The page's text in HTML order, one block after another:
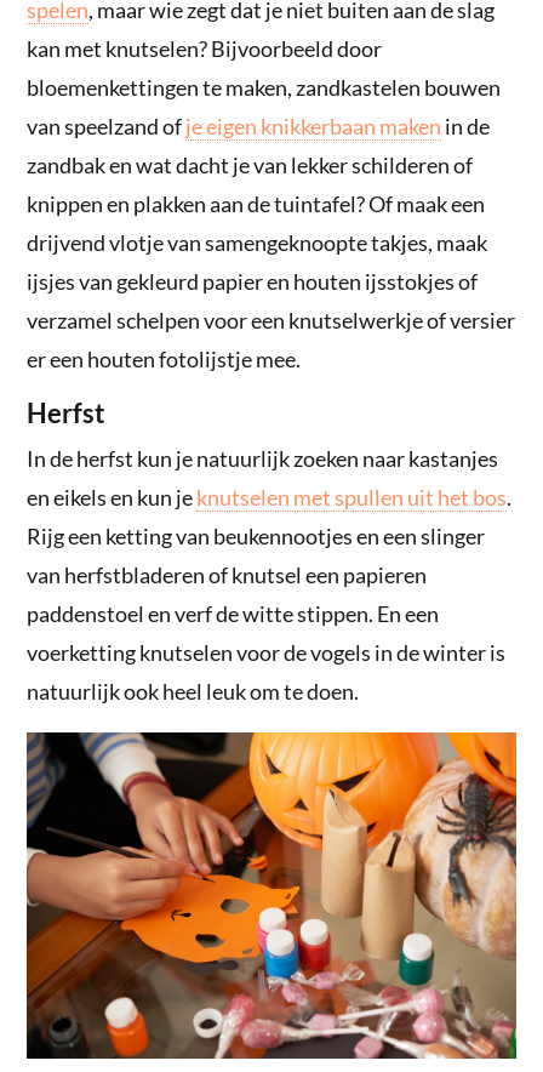
spelen, maar wie zegt dat je niet buiten aan de slag
kan met knutselen? Bijvoorbeeld door
bloemenkettingen te maken, zandkastelen bouwen
van speelzand ofje eigen knikkerbaan maken in de
zandbak en wat dacht je van lekker schilderen of
knippen en plakken aan de tuintafel? Of maak een
drijvend vlotje van samengeknoopte takjes, maak
ijsjes van gekleurd papier en houten ijsstokjes of
verzamel schelpen voor een knutselwerkje of versier
er een houten fotolijstje mee.
Herfst
In de herfst kun je natuurlijk zoeken naar kastanjes
en eikels en kun jeknutselen met spullen uit het bos.
Rijg een ketting van beukennootjes en een slinger
van herfstbladeren of knutsel een papieren
paddenstoel en verf de witte stippen. En een
voerketting knutselen voor de vogels in de winter is
natuurlijk ook heel leuk om te doen.